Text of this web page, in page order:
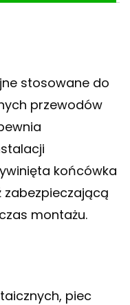
stosowane do
przewodów
końcówka
zabezpieczającą
montażu.
piec